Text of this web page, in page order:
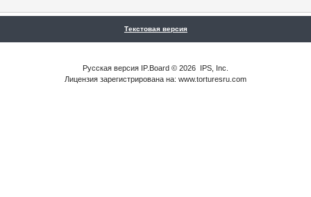
Текстовая версия
Русская версия IP.Board© 2026 IPS, Inc
Лицензия зарегистрирована на: www.torturesru.com